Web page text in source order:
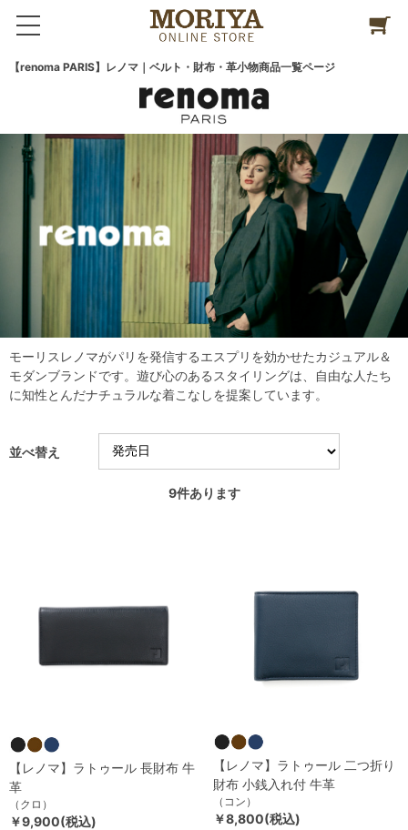
【renoma PARIS】レノマ｜ベルト・財布・革小物商品一覧ページ
モーリスレノマがパリを発信するエスプリを効かせたカジュアル＆
モダンブランドです。遊び心のあるスタイリングは、自由な人たち
に知性とんだナチュラルな着こなしを提案しています。
並べ替え
9件あります
【レノマ】ラトゥール 長財布 牛
革
（クロ）
￥9,900(税込)
【レノマ】ラトゥール 二つ折り
財布 小銭入れ付 牛革
（コン）
￥8,800(税込)